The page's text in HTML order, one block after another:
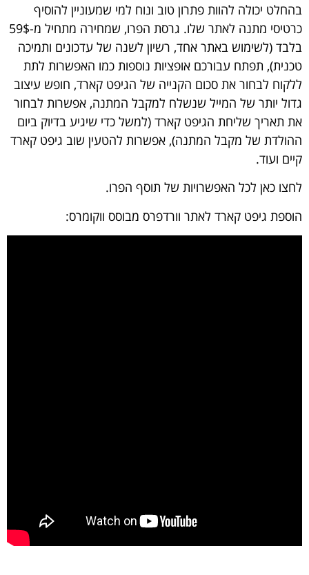
בהחלט יכולה להוות פתרון טוב ונוח למי שמעוניין להוסיף
כרטיסי מתנה לאתר שלו. גרסת הפרו, שמחירה מתחיל מ-59$
בלבד (לשימוש באתר אחד, רשיון לשנה של עדכונים ותמיכה
טכנית), תפתח עבורכם אופציות נוספות כמו האפשרות לתת
ללקוח לבחור את סכום הקנייה של הגיפט קארד, חופש עיצוב
גדול יותר של המייל שנשלח למקבל המתנה, אפשרות לבחור
את תאריך שליחת הגיפט קארד (למשל כדי שיגיע בדיוק ביום
ההולדת של מקבל המתנה), אפשרות להטעין שוב גיפט קארד
קיים ועוד.
לחצו כאן לכל האפשרויות של תוסף הפרו.
הוספת גיפט קארד לאתר וורדפרס מבוסס ווקומרס: